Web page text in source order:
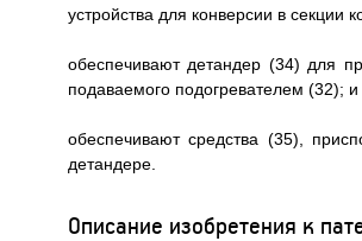
устройства для конверсии в секции
обеспечивают детандер (34) для
подаваемого подогревателем (32); и
обеспечивают средства (35),
детандере.
Описание изобретения к